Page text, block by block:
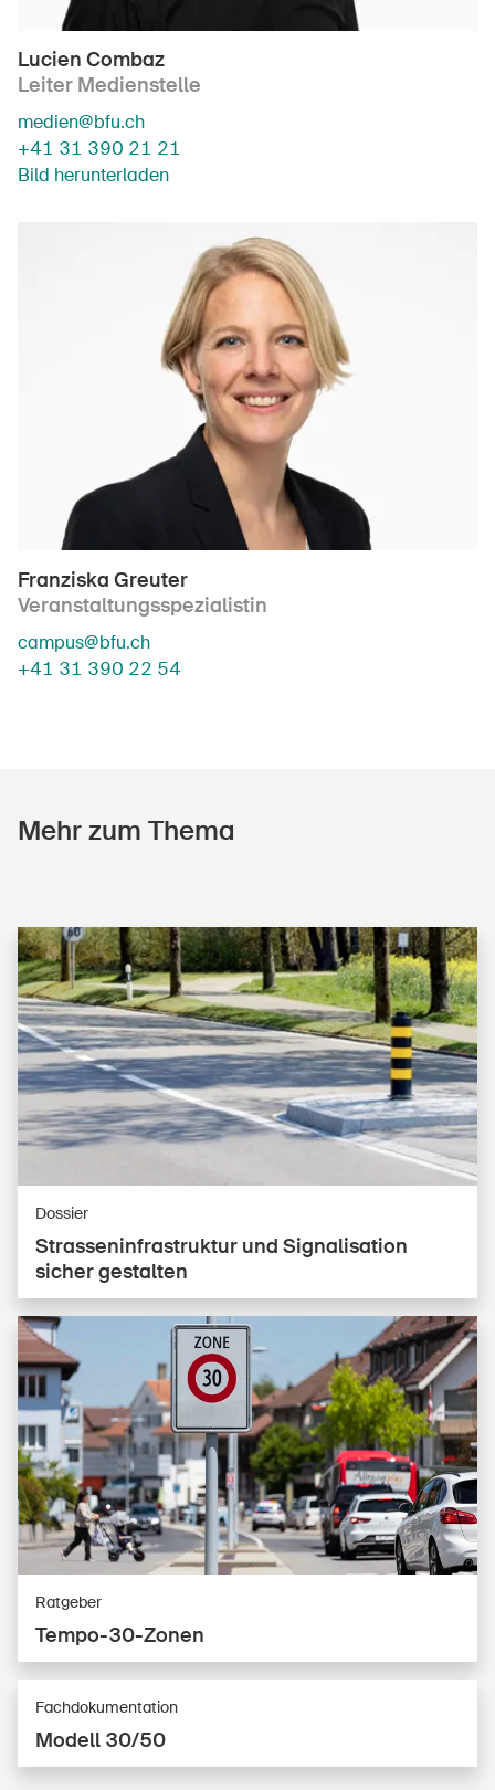
Lucien Combaz
Leiter Medienstelle
medien@bfu.ch
+41 31 390 21 21
Bild herunterladen
Franziska Greuter
Veranstaltungsspezialistin
campus@bfu.ch
+41 31 390 22 54
Mehr zum Thema
Stras­sen­in­fra­struk­tur und Signalisation
sicher gestalten
Dossier
Tem­po-30-Zo­nen
Ratgeber
Modell 30/50
Fachdokumentation